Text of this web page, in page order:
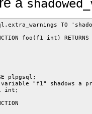
TO
foo(f1 int)
plpgsql;
variable "f1" shadows a
int;